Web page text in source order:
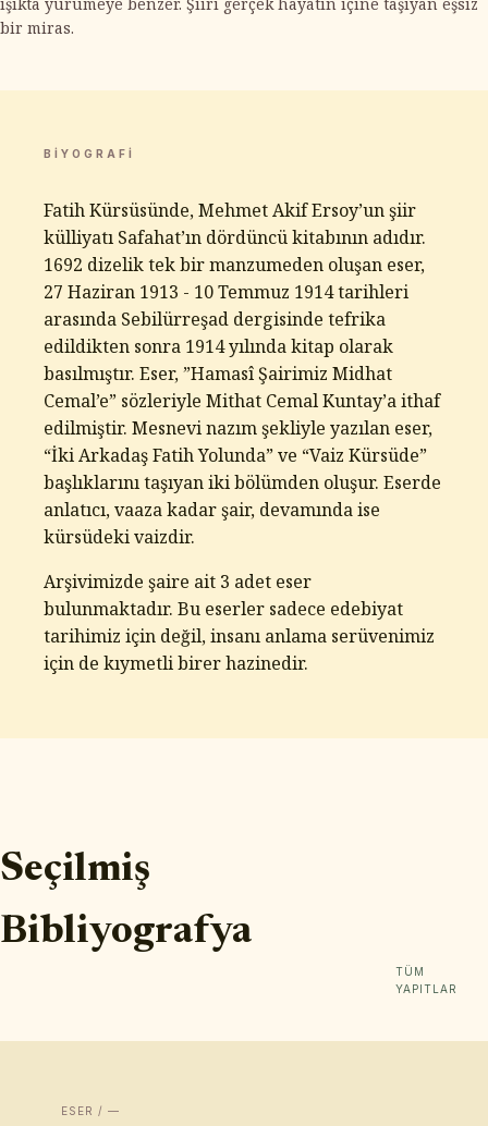
ışıkta yürümeye benzer. Şiiri gerçek hayatın içine taşıyan eşsiz
bir miras.
BIYOGRAFI
Fatih Kürsüsünde, Mehmet Akif Ersoy’un şiir
külliyatı Safahat’ın dördüncü kitabının adıdır.
1692 dizelik tek bir manzumeden oluşan eser,
27 Haziran 1913 - 10 Temmuz 1914 tarihleri
arasında Sebilürreşad dergisinde tefrika
edildikten sonra 1914 yılında kitap olarak
basılmıştır. Eser, ”Hamasî Şairimiz Midhat
Cemal’e” sözleriyle Mithat Cemal Kuntay’a ithaf
edilmiştir. Mesnevi nazım şekliyle yazılan eser,
“İki Arkadaş Fatih Yolunda” ve “Vaiz Kürsüde”
başlıklarını taşıyan iki bölümden oluşur. Eserde
anlatıcı, vaaza kadar şair, devamında ise
kürsüdeki vaizdir.
Arşivimizde şaire ait 3 adet eser
bulunmaktadır. Bu eserler sadece edebiyat
tarihimiz için değil, insanı anlama serüvenimiz
için de kıymetli birer hazinedir.
Seçilmiş
Bibliyografya
TÜM
YAPITLAR
ESER / —